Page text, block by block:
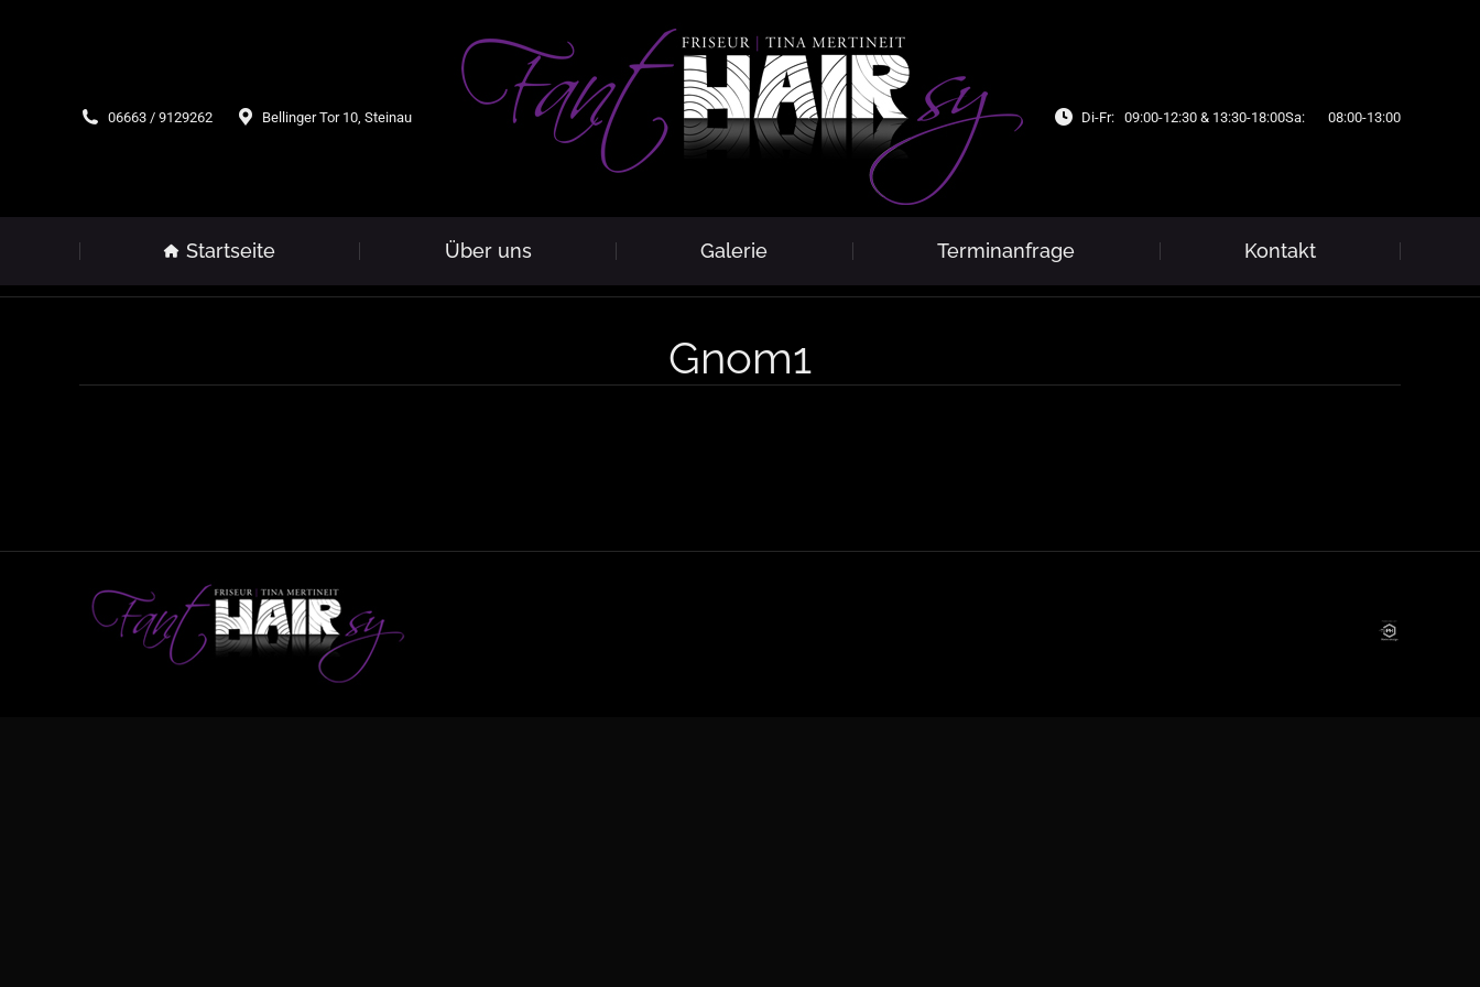
06663 / 9129262 Bellinger Tor 10, Steinau Di-Fr: 09:00-12:30 & 13:30-18:00Sa: 08:00-13:00
Startseite Über uns Galerie Terminanfrage Kontakt
Gnom1